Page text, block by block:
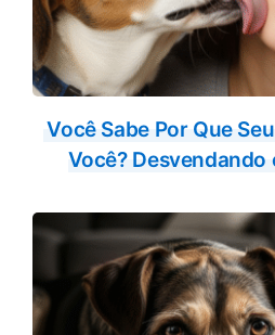
Você Sabe Por Que
Você? Desvendando